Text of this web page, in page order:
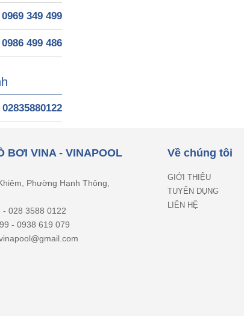
0969 349 499
0986 499 486
02835880122
BƠI VINA - VINAPOOL
Phường Hạnh Thông,
028 3588 0122
- 0938 619 079
Về chúng tôi
GIỚI THIỆU
TUYỂN DỤNG
LIÊN HỆ